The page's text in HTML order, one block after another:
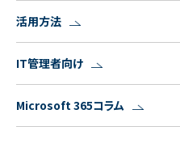
活用方法
IT管理者向け
Microsoft 365コラム